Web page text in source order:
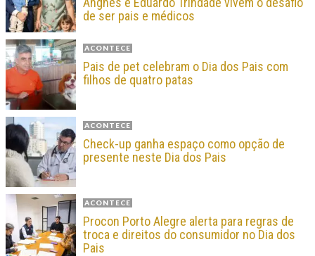
de ser pais e médicos
ACONTECE
Pais de pet celebram o Dia dos Pais com
filhos de quatro patas
ACONTECE
Check-up ganha espaço como opção de
presente neste Dia dos Pais
ACONTECE
Procon Porto Alegre alerta para regras de
troca e direitos do consumidor no Dia dos
Pais